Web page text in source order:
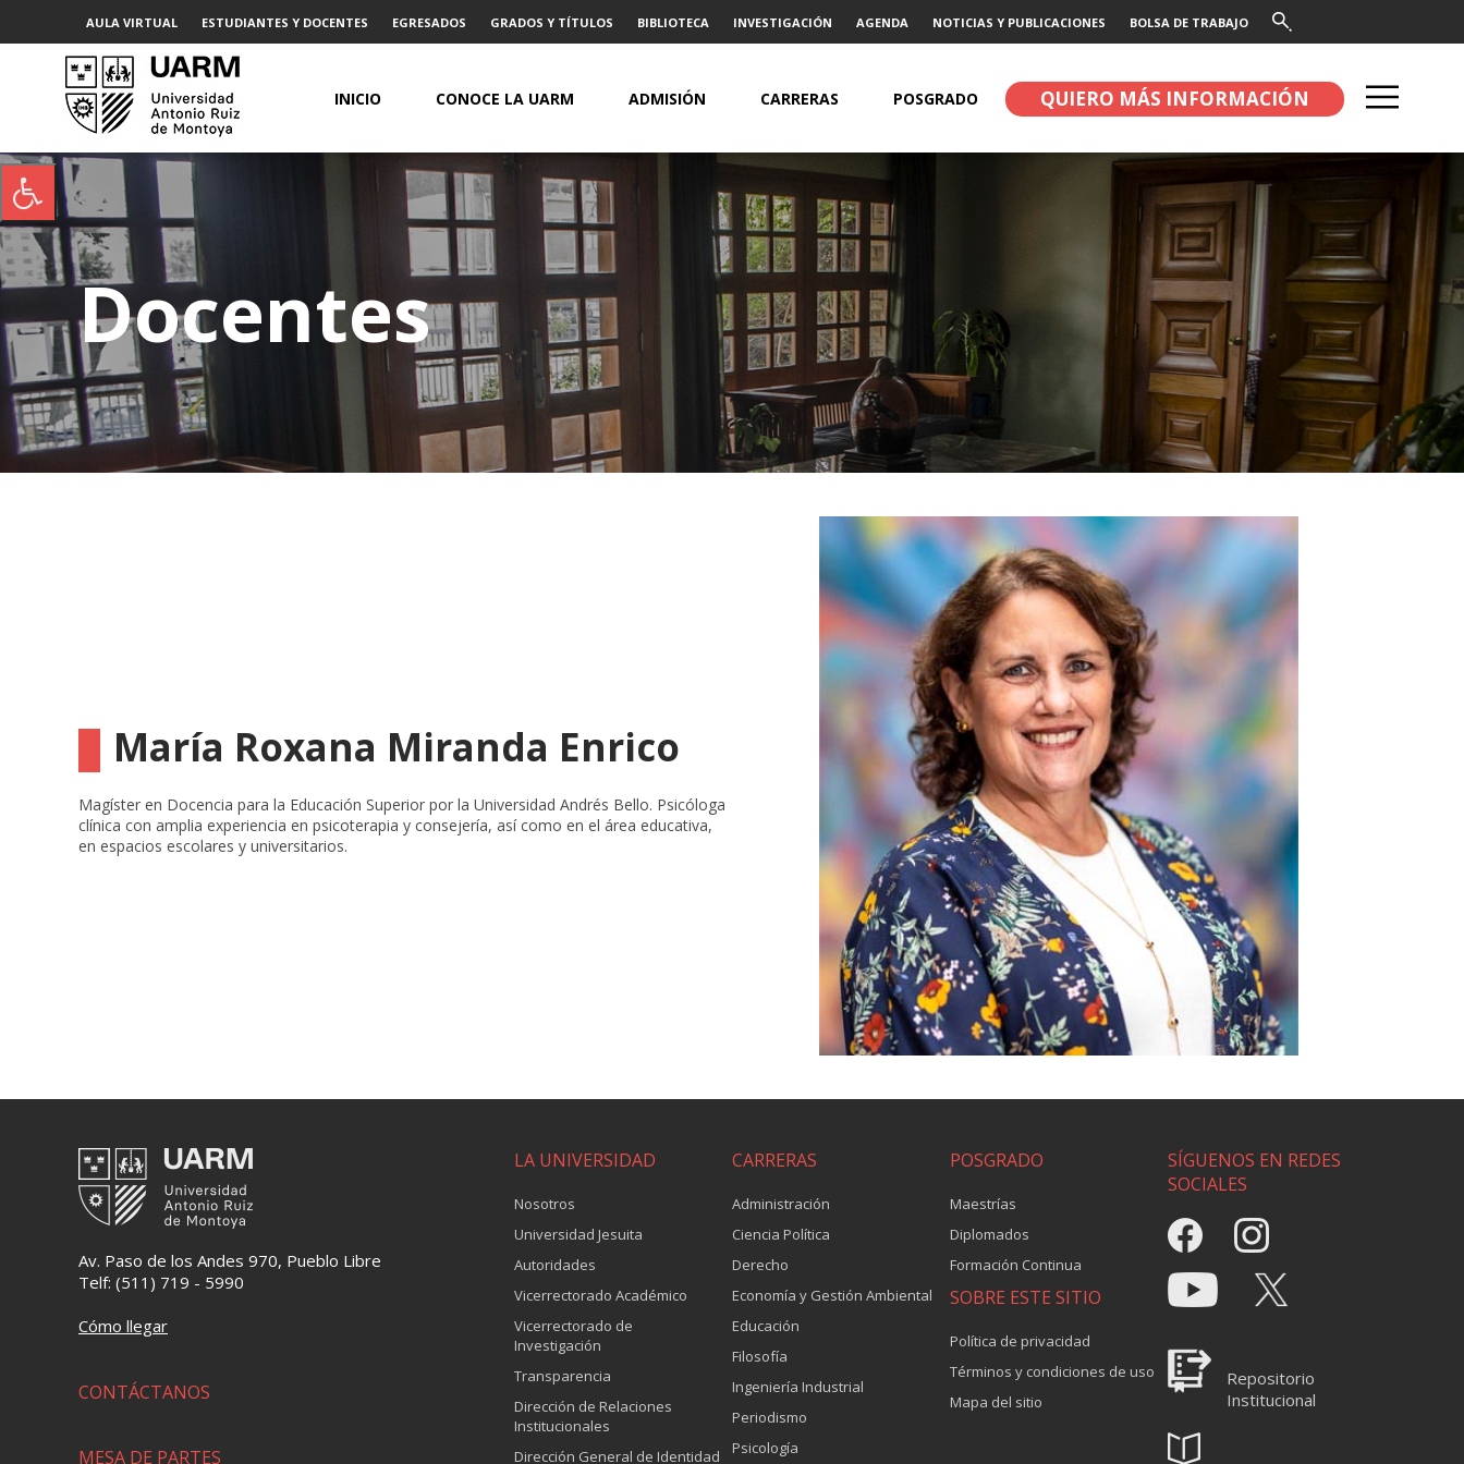
AULA VIRTUAL ESTUDIANTES Y DOCENTES EGRESADOS GRADOS Y TÍTULOS BIBLIOTECA INVESTIGACIÓN AGENDA NOTICIAS Y PUBLICACIONES BOLSA DE TRABAJO
INICIO CONOCE LA UARM ADMISIÓN CARRERAS POSGRADO QUIERO MÁS INFORMACIÓN
Docentes
María Roxana Miranda Enrico
Magíster en Docencia para la Educación Superior por la Universidad Andrés Bello. Psicóloga
clínica con amplia experiencia en psicoterapia y consejería, así como en el área educativa,
en espacios escolares y universitarios.
Av. Paso de los Andes 970, Pueblo Libre
Telf: (511) 719 - 5990
Cómo llegar
CONTÁCTANOS
MESA DE PARTES
LA UNIVERSIDAD
Nosotros
Universidad Jesuita
Autoridades
Vicerrectorado Académico
Vicerrectorado de
Investigación
Transparencia
Dirección de Relaciones
Institucionales
Dirección General de Identidad
CARRERAS
Administración
Ciencia Política
Derecho
Economía y Gestión Ambiental
Educación
Filosofía
Ingeniería Industrial
Periodismo
Psicología
POSGRADO
Maestrías
Diplomados
Formación Continua
SOBRE ESTE SITIO
Política de privacidad
Términos y condiciones de uso
Mapa del sitio
SÍGUENOS EN REDES
SOCIALES
Repositorio
Institucional